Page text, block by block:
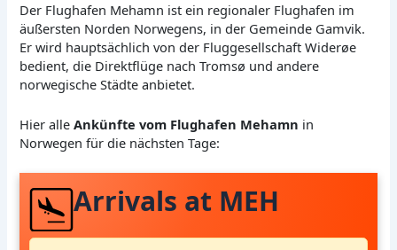
Der Flughafen Mehamn ist ein regionaler Flughafen im
äußersten Norden Norwegens, in der Gemeinde Gamvik.
Er wird hauptsächlich von der Fluggesellschaft Widerøe
bedient, die Direktflüge nach Tromsø und andere
norwegische Städte anbietet.
Hier alleAnkünfte vom Flughafen Mehamn in
Norwegen für die nächsten Tage:
Arrivals at MEH